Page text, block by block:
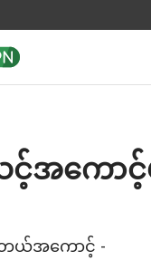
အကောင့်
တယ်အကောင့် -